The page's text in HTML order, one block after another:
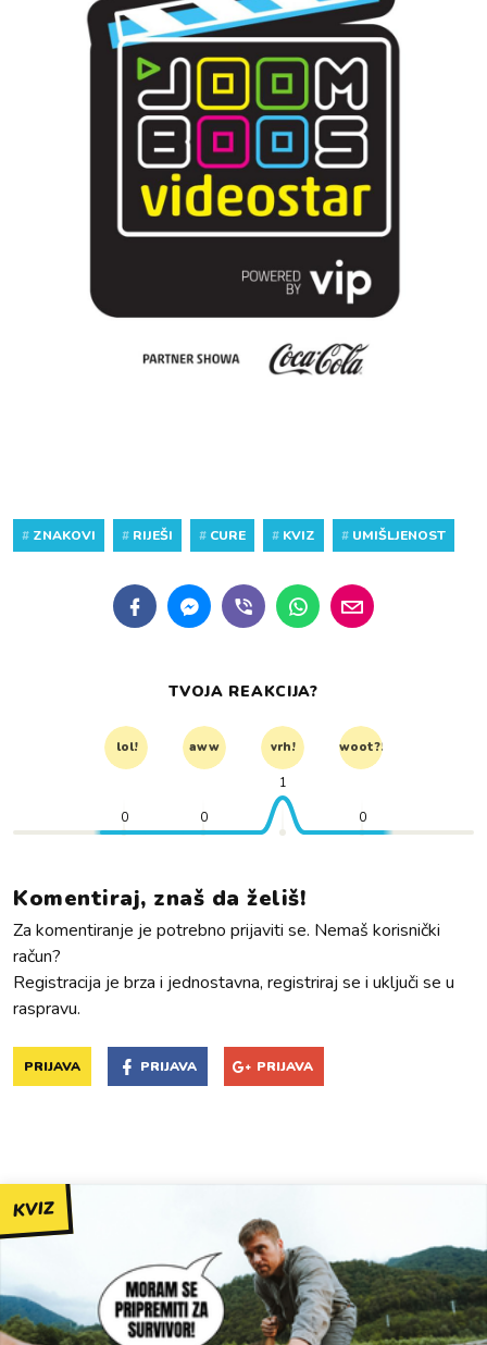
# ZNAKOVI # RIJEŠI # CURE # KVIZ # UMIŠLJENOST
TVOJA REAKCIJA?
lol! aww vrh! woot?!
0 0
1
0
Komentiraj, znaš da želiš!
Za komentiranje je potrebno prijaviti se. Nemaš korisnički
račun?
Registracija je brza i jednostavna, registriraj se i uključi se u
raspravu.
PRIJAVA PRIJAVA PRIJAVA
KVIZ